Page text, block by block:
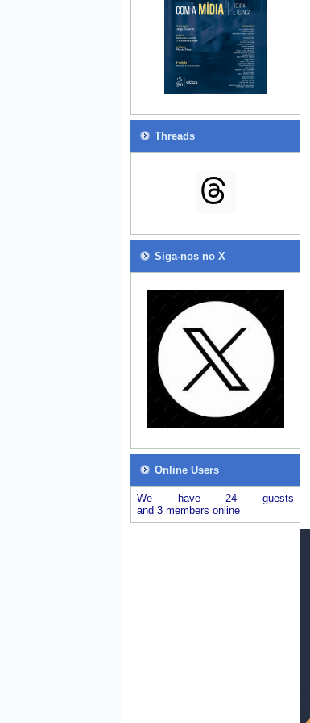
Threads
Siga-nos no X
Online Users
We have 24 guests
and 3 members online